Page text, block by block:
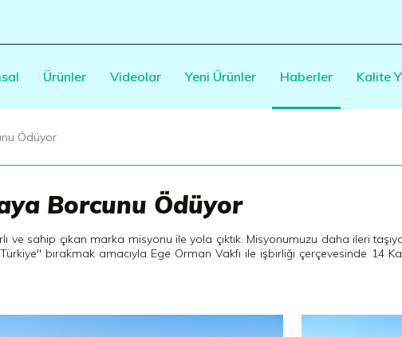
Ürünler Videolar Yeni Ürünler Haberler Kalite
Ödüyor
Borcunu Ödüyor
sahip çıkan marka misyonu ile yola çıktık. Misyonumuzu daha ileri
bırakmak amacıyla Ege Orman Vakfı ile işbirliği çerçevesinde 14